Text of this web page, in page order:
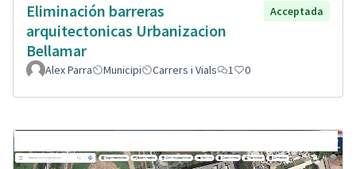
Eliminación barreras
arquitectonicas Urbanizacion
Bellamar
Acceptada
Alex Parra Municipi Carrers i Vials 1 0